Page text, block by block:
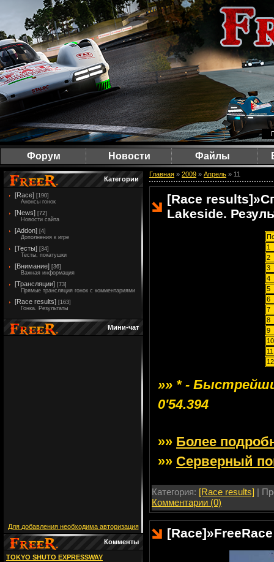
Форум Новости Файлы
Категории
[Race] [190]
Анонсы гонок
[News] [72]
Новости сайта
[Addon] [4]
Дополнения к игре
[Тесты] [34]
Тесты, покатушки
[Внимание] [36]
Важная информация
[Трансляции] [73]
Прямые трансляция гонок с комментариями
[Race results] [163]
Гонка. Результаты
Мини-чат
Для добавления необходима авторизация
Комменты
TOKYO SHUTO EXPRESSWAY
Главная » 2009 » Апрель » 11
[Race results]»
Lakeside.
1
2
3
4
5
6
7
8
9
10
11
12
»» * -
0'54.394
»» Более
»» Серверный
Категория: [Race results] |
Комментарии (0)
[Race]»